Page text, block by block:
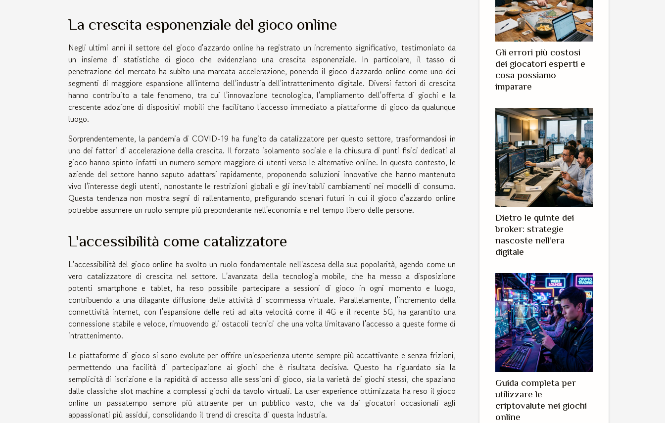
La crescita esponenziale del gioco online
Negli ultimi anni il settore del gioco d'azzardo online ha registrato un incremento significativo, testimoniato da
un insieme di statistiche di gioco che evidenziano una crescita esponenziale. In particolare, il tasso di
penetrazione del mercato ha subìto una marcata accelerazione, ponendo il gioco d'azzardo online come uno dei
segmenti di maggiore espansione all'interno dell'industria dell'intrattenimento digitale. Diversi fattori di crescita
hanno contribuito a tale fenomeno, tra cui l'innovazione tecnologica, l'ampliamento dell'offerta di giochi e la
crescente adozione di dispositivi mobili che facilitano l'accesso immediato a piattaforme di gioco da qualunque
luogo.
Sorprendentemente, la pandemia di COVID-19 ha fungito da catalizzatore per questo settore, trasformandosi in
uno dei fattori di accelerazione della crescita. Il forzato isolamento sociale e la chiusura di punti fisici dedicati al
gioco hanno spinto infatti un numero sempre maggiore di utenti verso le alternative online. In questo contesto, le
aziende del settore hanno saputo adattarsi rapidamente, proponendo soluzioni innovative che hanno mantenuto
vivo l'interesse degli utenti, nonostante le restrizioni globali e gli inevitabili cambiamenti nei modelli di consumo.
Questa tendenza non mostra segni di rallentamento, prefigurando scenari futuri in cui il gioco d'azzardo online
potrebbe assumere un ruolo sempre più preponderante nell'economia e nel tempo libero delle persone.
L'accessibilità come catalizzatore
L'accessibilità del gioco online ha svolto un ruolo fondamentale nell'ascesa della sua popolarità, agendo come un
vero catalizzatore di crescita nel settore. L'avanzata della tecnologia mobile, che ha messo a disposizione
potenti smartphone e tablet, ha reso possibile partecipare a sessioni di gioco in ogni momento e luogo,
contribuendo a una dilagante diffusione delle attività di scommessa virtuale. Parallelamente, l'incremento della
connettività internet, con l'espansione delle reti ad alta velocità come il 4G e il recente 5G, ha garantito una
connessione stabile e veloce, rimuovendo gli ostacoli tecnici che una volta limitavano l'accesso a queste forme di
intrattenimento.
Le piattaforme di gioco si sono evolute per offrire un'esperienza utente sempre più accattivante e senza frizioni,
permettendo una facilità di partecipazione ai giochi che è risultata decisiva. Questo ha riguardato sia la
semplicità di iscrizione e la rapidità di accesso alle sessioni di gioco, sia la varietà dei giochi stessi, che spaziano
dalle classiche slot machine a complessi giochi da tavolo virtuali. La user experience ottimizzata ha reso il gioco
online un passatempo sempre più attraente per un pubblico vasto, che va dai giocatori occasionali agli
appassionati più assidui, consolidando il trend di crescita di questa industria.
Gli errori più costosi
dei giocatori esperti e
cosa possiamo
imparare
Dietro le quinte dei
broker: strategie
nascoste nell’era
digitale
Guida completa per
utilizzare le
criptovalute nei giochi
online